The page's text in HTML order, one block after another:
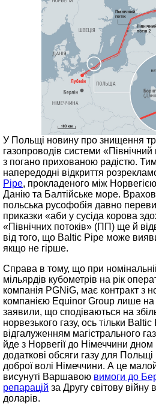
У Польщі новину про знищення
газопроводів системи «Північний
з погано прихованою радістю.
напередодні відкриття
Pipe, прокладеного між
Данію та Балтійське море.
польська русофобія давно
приказки «аби у сусіда корова
«Північних потоків» (ПП) ще й
від того, що Baltic Pipe може
якщо не гірше.
Справа в тому, що при
мільярдів кубометрів на рік
компанія PGNiG, має контракт з
компанією Equinor Group лише
заявили, що сподіваються на
норвезького газу, ось тільки
відгалуженням магістрального
йде з Норвегії до Німеччини
додаткові обсяги газу для
доброї волі Німеччини. А це
висунуті Варшавою вимоги до
репарацій за Другу світову війну
доларів.